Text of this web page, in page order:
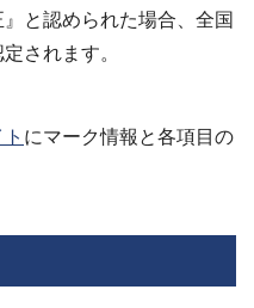
と認められた場合、全国
されます。
にマーク情報と各項目の